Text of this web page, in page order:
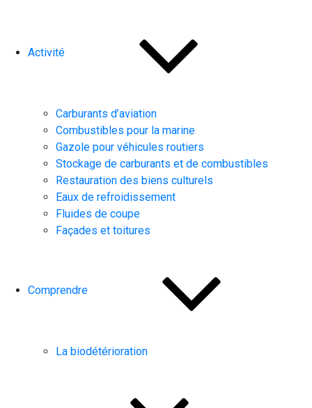
Activité
Carburants d’aviation
Combustibles pour la marine
Gazole pour véhicules routiers
Stockage de carburants et de combustibles
Restauration des biens culturels
Eaux de refroidissement
Fluides de coupe
Façades et toitures
Comprendre
La biodétérioration